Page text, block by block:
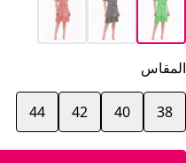
المقاس
38
40
42
44